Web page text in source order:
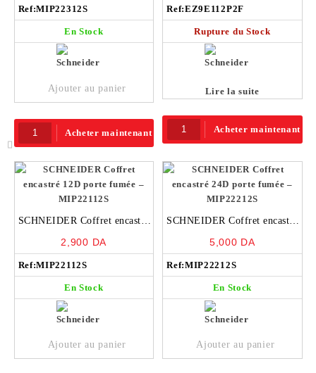
Ref:MIP22312S
En Stock
Ajouter au panier
Acheter maintenant
Ref:EZ9E112P2F
Rupture du Stock
Lire la suite
Acheter maintenant
SCHNEIDER Coffret encastré
2,900 DA
Ref:MIP22112S
En Stock
Ajouter au panier
SCHNEIDER Coffret encastré
5,000 DA
Ref:MIP22212S
En Stock
Ajouter au panier